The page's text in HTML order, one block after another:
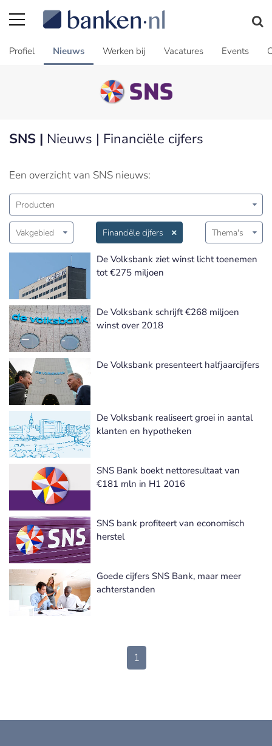
Profiel Nieuws Werken bij Vacatures Events
SNS | Nieuws | Financiële cijfers
Een overzicht van SNS nieuws:
Producten
Vakgebied Financiële cijfers Thema's
De Volksbank ziet winst licht toenemen
tot €275 miljoen
De Volksbank schrijft €268 miljoen
winst over 2018
De Volksbank presenteert halfjaarcijfers
De Volksbank realiseert groei in aantal
klanten en hypotheken
SNS Bank boekt nettoresultaat van
€181 mln in H1 2016
SNS bank profiteert van economisch
herstel
Goede cijfers SNS Bank, maar meer
achterstanden
1